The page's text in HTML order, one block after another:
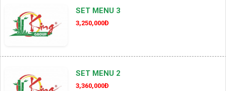
SET MENU 3
3,250,000Đ
SET MENU 2
3,360,000Đ